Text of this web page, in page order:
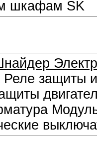
шкафам SK
защиты